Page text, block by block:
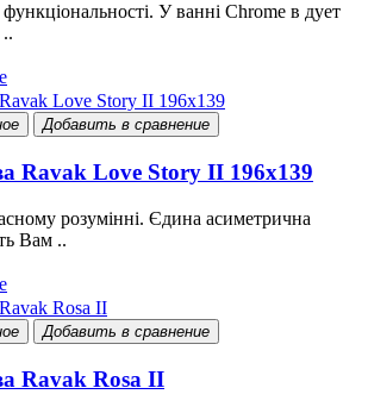
У ванні Chrome в дует
Добавить в сравнение
Ravak Love Story II 196x139
розумінні. Єдина асиметрична
Вам ..
Добавить в сравнение
Ravak Rosa II